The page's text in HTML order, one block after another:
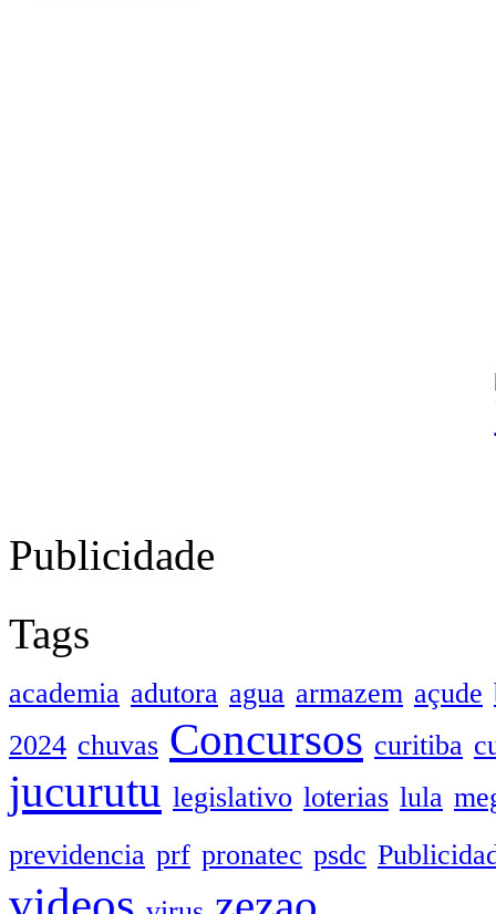
Publicidade
Tags
academia adutora agua armazem açude
2024 chuvas Concursos curitiba
jucurutu legislativo loterias lula
previdencia prf pronatec psdc